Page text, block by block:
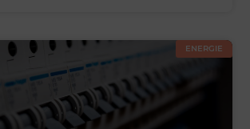
ENERGIE